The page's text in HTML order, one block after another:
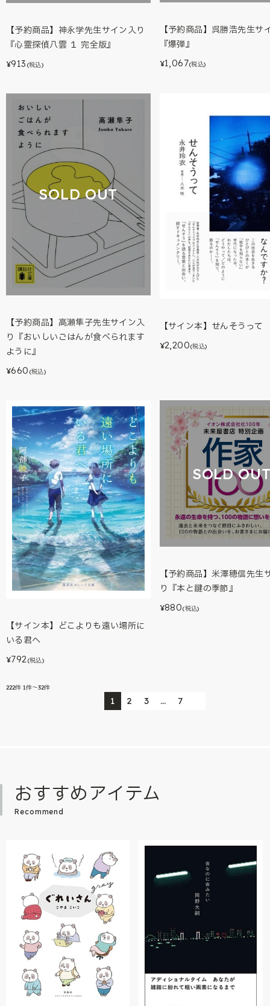
【予約商品】神永学先生サイン入り
『心霊探偵八雲 １ 完全版』
¥913 (税込)
【予約商品】呉勝浩先生サ
『爆弾』
¥1,067(税込)
SOLD OUT
【予約商品】高瀬隼子先生サイン入
り『おいしいごはんが食べられます
ように』
¥660 (税込)
【サイン本】せんそうって
¥2,200(税込)
【サイン本】どこよりも遠い場所に
いる君へ
¥792 (税込)
SOLD
【予約商品】米澤穂信先生
り『本と鍵の季節』
¥880(税込)
222件 1件～32件
1 2 3 … 7
おすすめアイテム
Recommend